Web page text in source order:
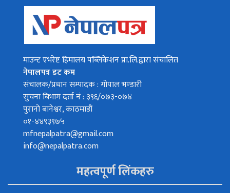
माउन्ट एभरेष्ट हिमालय पब्लिकेशन प्रा.लि.द्वारा संचालित
नेपालपत्र डट कम
संचालक/प्रधान सम्पादक : गोपाल भण्डारी
सुचना बिभाग दर्ता नं : ३९६/०७३-०७४
पुरानो बानेश्वर, काठमाडौं
०१-४४९३९७५
mfnepalpatra@gmail.com
info@nepalpatra.com
महत्वपूर्ण लिंकहरु